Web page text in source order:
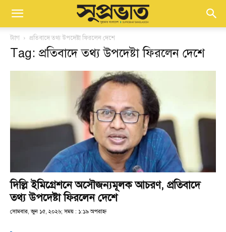
ট্যাগ প্রতিবাদে তথ্য উপদেষ্টা ফিরলেন দেশে
Tag: প্রতিবাদে তথ্য উপদেষ্টা ফিরলেন দেশে
দিল্লি ইমিগ্রেশনে অসৌজন্যমূলক আচরণ, প্রতিবাদে
তথ্য উপদেষ্টা ফিরলেন দেশে
সোমবার, জুন ১৫, ২০২৬; সময় : ১:১৯ অপরাহ্ণ